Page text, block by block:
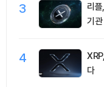
3
리
기
4
다